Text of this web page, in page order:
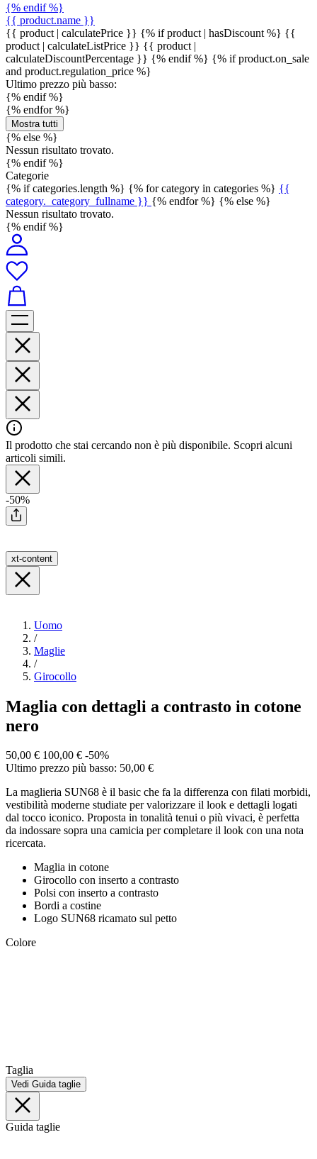
{% endif %}
{{ product.name }}
{{ product | calculatePrice }} {% if product | hasDiscount %} {{
product | calculateListPrice }} {{ product |
calculateDiscountPercentage }} {% endif %} {% if product.on_sale
and product.regulation_price %}
Ultimo prezzo più basso:
{% endif %}
{% endfor %}
Mostra tutti
{% else %}
Nessun risultato trovato.
{% endif %}
Categorie
{% if categories.length %} {% for category in categories %} {{
category._category_fullname }} {% endfor %} {% else %}
Nessun risultato trovato.
{% endif %}
Il prodotto che stai cercando non è più disponibile. Scopri alcuni
articoli simili.
-50%
xt-content
Uomo
/
Maglie
/
Girocollo
Maglia con dettagli a contrasto in cotone
nero
50,00 € 100,00 € -50%
Ultimo prezzo più basso: 50,00 €
La maglieria SUN68 è il basic che fa la differenza con filati morbidi,
vestibilità moderne studiate per valorizzare il look e dettagli logati
dal tocco iconico. Proposta in tonalità tenui o più vivaci, è perfetta
da indossare sopra una camicia per completare il look con una nota
ricercata.
Maglia in cotone
Girocollo con inserto a contrasto
Polsi con inserto a contrasto
Bordi a costine
Logo SUN68 ricamato sul petto
Colore
Taglia
Vedi Guida taglie
Guida taglie